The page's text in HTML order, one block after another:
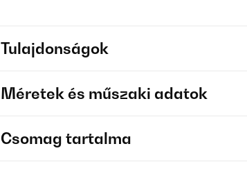
Tulajdonságok
Méretek és műszaki adatok
Csomag tartalma